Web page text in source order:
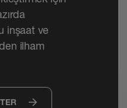
inşaat ve
ilham